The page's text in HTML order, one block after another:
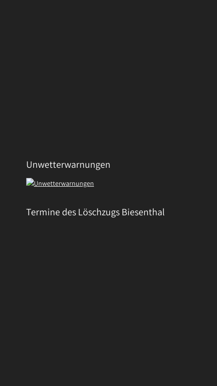
Unwetterwarnungen
Termine des Löschzugs Biesenthal